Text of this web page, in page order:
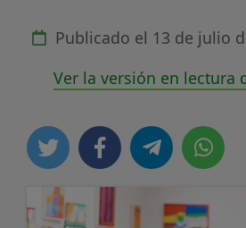
Publicado el 13 de julio
Ver la versión en lectura